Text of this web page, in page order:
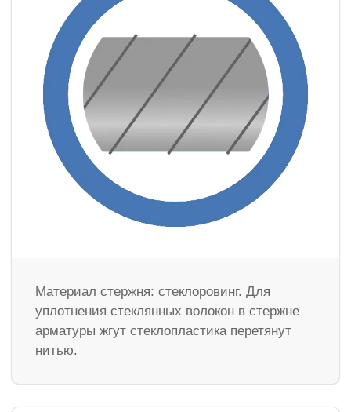
Материал стержня: стеклоровинг. Для
уплотнения стеклянных волокон в стержне
арматуры жгут стеклопластика перетянут
нитью.